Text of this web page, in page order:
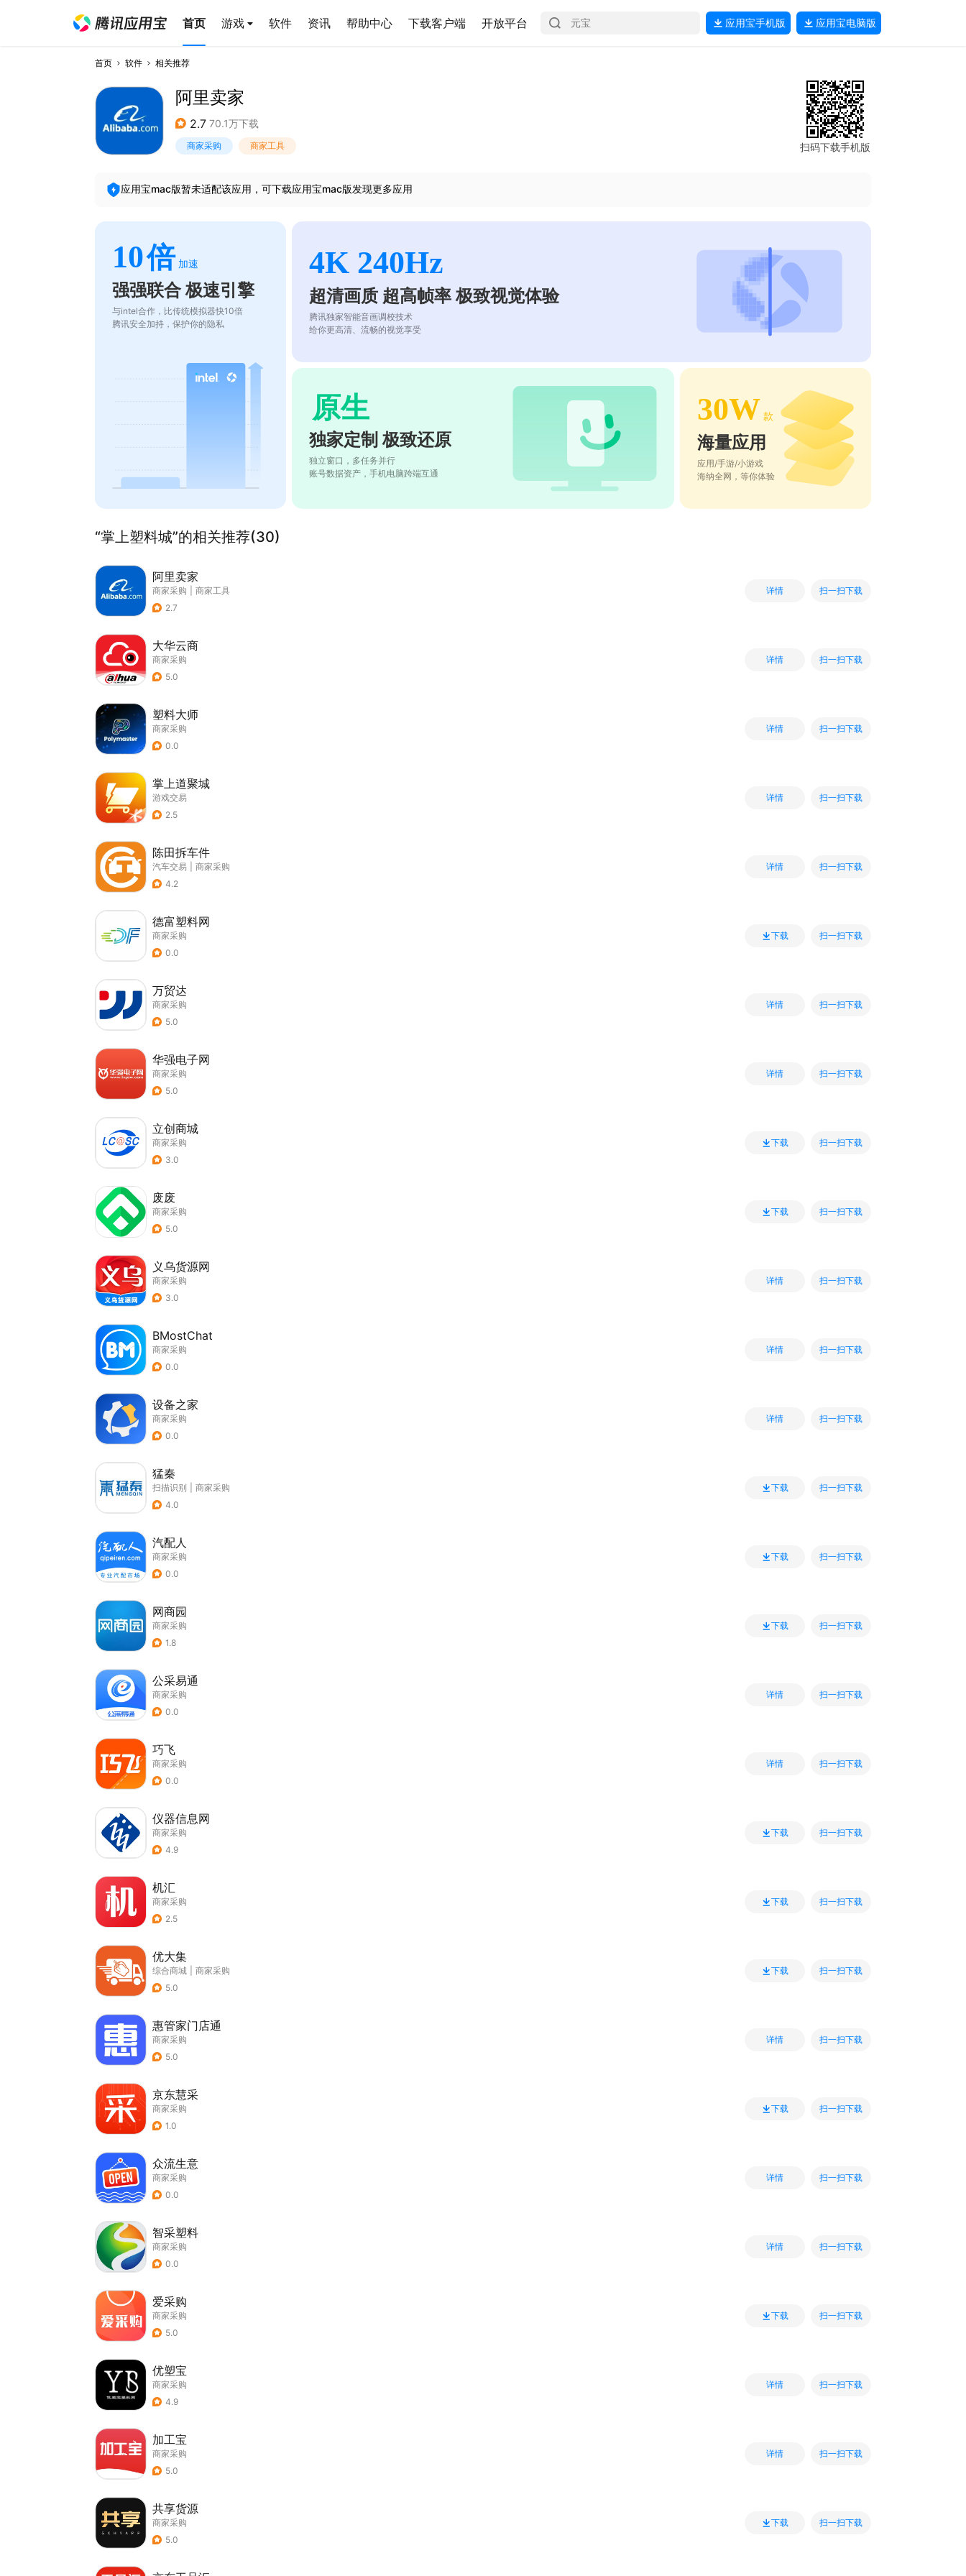
首页 游戏 软件 资讯 帮助中心 下载客户端 开放平台 应用宝手机版 应用宝电脑版
首页 软件 相关推荐
阿里卖家
2.7 70.1万下载
商家采购 商家工具 扫码下载手机版
应用宝mac版暂未适配该应用，可下载应用宝mac版发现更多应用
10倍 加速
强强联合 极速引擎
与intel合作，比传统模拟器快10倍
腾讯安全加持，保护你的隐私
4K 240Hz
超清画质 超高帧率 极致视觉体验
腾讯独家智能音画调校技术
给你更高清、流畅的视觉享受
原生
独家定制 极致还原
独立窗口，多任务并行
账号数据资产，手机电脑跨端互通
30W 款
海量应用
应用/手游/小游戏
海纳全网，等你体验
“掌上塑料城”的相关推荐(30)
阿里卖家
商家采购
商家工具
2.7
详情 扫一扫下载
大华云商
商家采购
5.0
详情 扫一扫下载
塑料大师
商家采购
0.0
详情 扫一扫下载
掌上道聚城
游戏交易
2.5
详情 扫一扫下载
陈田拆车件
汽车交易
商家采购
4.2
详情 扫一扫下载
德富塑料网
商家采购
0.0
下载 扫一扫下载
万贸达
商家采购
5.0
详情 扫一扫下载
华强电子网
商家采购
5.0
详情 扫一扫下载
立创商城
商家采购
3.0
下载 扫一扫下载
废废
商家采购
5.0
下载 扫一扫下载
义乌货源网
商家采购
3.0
详情 扫一扫下载
BMostChat
商家采购
0.0
详情 扫一扫下载
设备之家
商家采购
0.0
详情 扫一扫下载
猛秦
扫描识别
商家采购
4.0
下载 扫一扫下载
汽配人
商家采购
0.0
下载 扫一扫下载
网商园
商家采购
1.8
下载 扫一扫下载
公采易通
商家采购
0.0
详情 扫一扫下载
巧飞
商家采购
0.0
详情 扫一扫下载
仪器信息网
商家采购
4.9
下载 扫一扫下载
机汇
商家采购
2.5
下载 扫一扫下载
优大集
综合商城
商家采购
5.0
下载 扫一扫下载
惠管家门店通
商家采购
5.0
详情 扫一扫下载
京东慧采
商家采购
1.0
下载 扫一扫下载
众流生意
商家采购
0.0
详情 扫一扫下载
智采塑料
商家采购
0.0
详情 扫一扫下载
爱采购
商家采购
5.0
下载 扫一扫下载
优塑宝
商家采购
4.9
详情 扫一扫下载
加工宝
商家采购
5.0
详情 扫一扫下载
共享货源
商家采购
5.0
下载 扫一扫下载